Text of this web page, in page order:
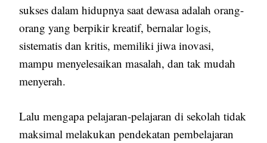
sukses dalam hidupnya saat dewasa adalah orang-
orang yang berpikir kreatif, bernalar logis,
sistematis dan kritis, memiliki jiwa inovasi,
mampu menyelesaikan masalah, dan tak mudah
menyerah.
Lalu mengapa pelajaran-pelajaran di sekolah tidak
maksimal melakukan pendekatan pembelajaran